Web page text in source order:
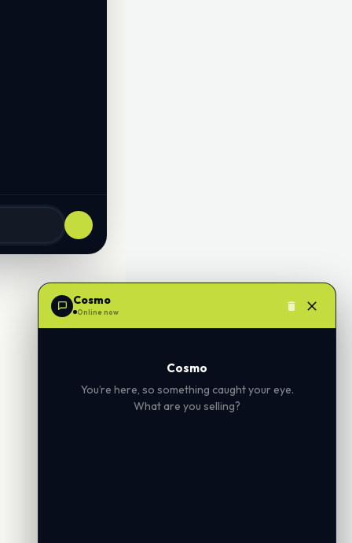
Cosmo
Online now
Cosmo
You’re here, so something caught your eye.
What are you selling?